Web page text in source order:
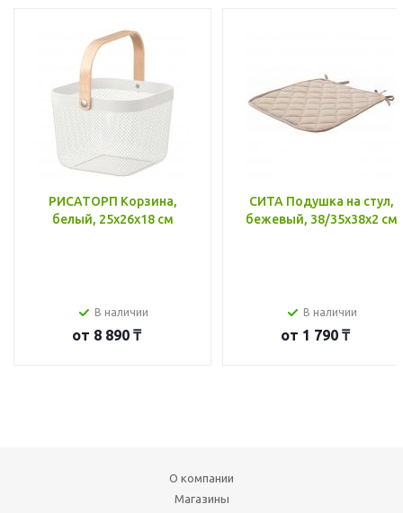
РИСАТОРП Корзина,
белый, 25x26x18 см
В наличии
от 8 890 ₸
СИТА Подушка на стул,
бежевый, 38/35x38x2 см
В наличии
от 1 790 ₸
О компании
Магазины